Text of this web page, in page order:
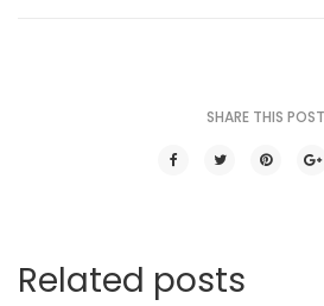
SHARE THIS POST
Related posts